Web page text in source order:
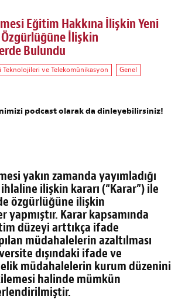
Eğitim Hakkına İlişkin Yeni
İlişkin
Bulundu
Teknolojileri ve Telekomünikasyon Genel
podcast olarak da dinleyebilirsiniz!
yakın zamanda yayımladığı
ilişkin kararı (“Karar”) ile
özgürlüğüne ilişkin
Karar kapsamında
düzeyi arttıkça ifade
müdahalelerin azaltılması
dışındaki ifade ve
müdahalelerin kurum düzenini
halinde mümkün